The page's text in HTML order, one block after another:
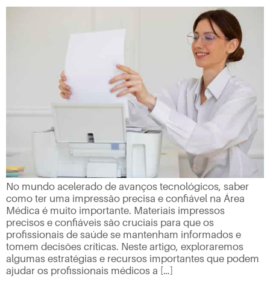
No mundo acelerado de avanços tecnológicos, saber
como ter uma impressão precisa e confiável na Área
Médica é muito importante. Materiais impressos
precisos e confiáveis são cruciais para que os
profissionais de saúde se mantenham informados e
tomem decisões críticas. Neste artigo, exploraremos
algumas estratégias e recursos importantes que podem
ajudar os profissionais médicos a […]